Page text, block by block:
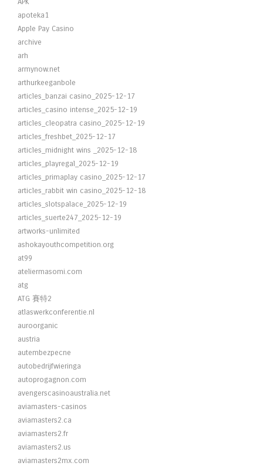
apoteka1
Apple Pay Casino
archive
arh
armynow.net
arthurkeeganbole
articles_banzai casino_2025-12-17
articles_casino intense_2025-12-19
articles_cleopatra casino_2025-12-19
articles_freshbet_2025-12-17
articles_midnight wins _2025-12-18
articles_playregal_2025-12-19
articles_primaplay casino_2025-12-17
articles_rabbit win casino_2025-12-18
articles_slotspalace_2025-12-19
articles_suerte247_2025-12-19
artworks-unlimited
ashokayouthcompetition.org
at99
ateliermasomi.com
atg
ATG 賽特2
atlaswerkconferentie.nl
auroorganic
austria
autembezpecne
autobedrijfwieringa
autoprogagnon.com
avengerscasinoaustralia.net
aviamasters-casinos
aviamasters2.ca
aviamasters2.fr
aviamasters2.us
aviamasters2mx.com